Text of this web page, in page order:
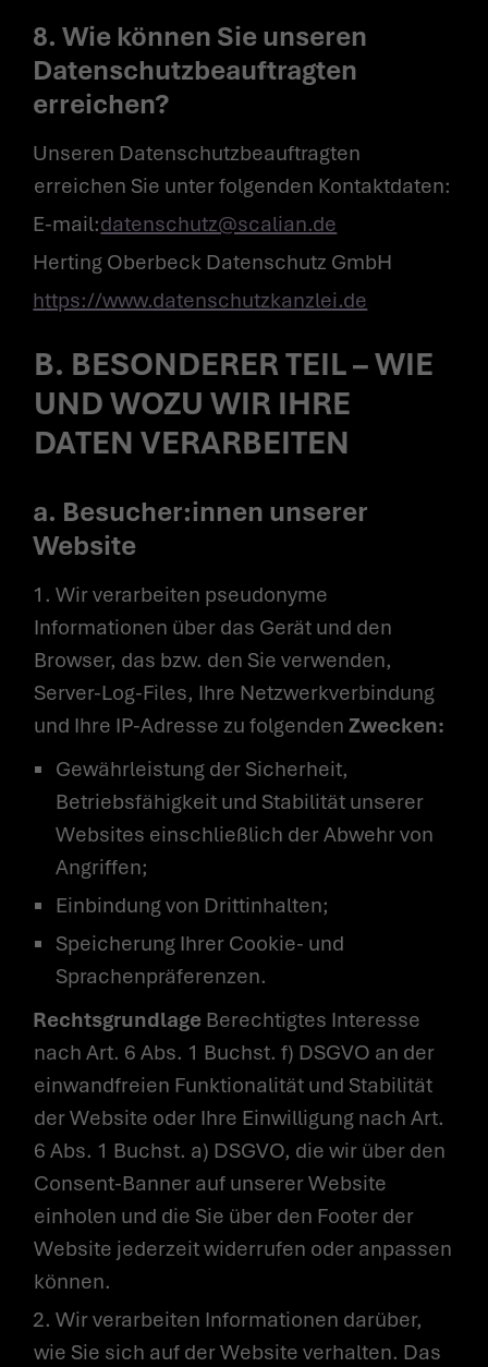
8. Wie können Sie unseren
Datenschutzbeauftragten
erreichen?
Unseren Datenschutzbeauftragten
erreichen Sie unter folgenden Kontaktdaten:
E-mail:datenschutz@scalian.de
Herting Oberbeck Datenschutz GmbH
https://www.datenschutzkanzlei.de
B. BESONDERER TEIL – WIE
UND WOZU WIR IHRE
DATEN VERARBEITEN
a. Besucher:innen unserer
Website
1. Wir verarbeiten pseudonyme
Informationen über das Gerät und den
Browser, das bzw. den Sie verwenden,
Server-Log-Files, Ihre Netzwerkverbindung
und Ihre IP-Adresse zu folgendenZwecken:
Gewährleistung der Sicherheit,
Betriebsfähigkeit und Stabilität unserer
Websites einschließlich der Abwehr von
Angriffen;
Einbindung von Drittinhalten;
Speicherung Ihrer Cookie- und
Sprachenpräferenzen.
Rechtsgrundlage Berechtigtes Interesse
nach Art. 6 Abs. 1 Buchst. f) DSGVO an der
einwandfreien Funktionalität und Stabilität
der Website oder Ihre Einwilligung nach Art.
6 Abs. 1 Buchst. a) DSGVO, die wir über den
Consent-Banner auf unserer Website
einholen und die Sie über den Footer der
Website jederzeit widerrufen oder anpassen
können.
2. Wir verarbeiten Informationen darüber,
wie Sie sich auf der Website verhalten. Das